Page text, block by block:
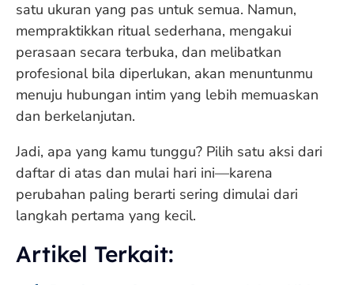
satu ukuran yang pas untuk semua. Namun,
mempraktikkan ritual sederhana, mengakui
perasaan secara terbuka, dan melibatkan
profesional bila diperlukan, akan menuntunmu
menuju hubungan intim yang lebih memuaskan
dan berkelanjutan.
Jadi, apa yang kamu tunggu? Pilih satu aksi dari
daftar di atas dan mulai hari ini—karena
perubahan paling berarti sering dimulai dari
langkah pertama yang kecil.
Artikel Terkait: